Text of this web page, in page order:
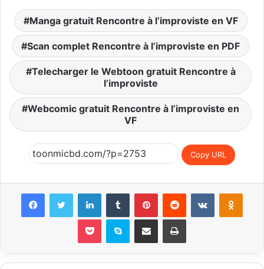
Manga gratuit Rencontre à l’improviste en VF
Scan complet Rencontre à l’improviste en PDF
Telecharger le Webtoon gratuit Rencontre à
l’improviste
Webcomic gratuit Rencontre à l’improviste en
VF
Copy URL